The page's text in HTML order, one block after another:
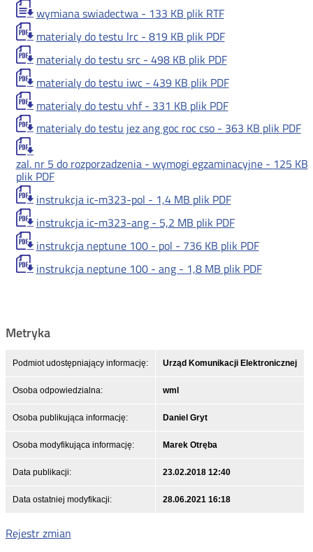
wymiana swiadectwa - 133 KB plik RTF
materialy do testu lrc - 819 KB plik PDF
materialy do testu src - 498 KB plik PDF
materialy do testu iwc - 439 KB plik PDF
materialy do testu vhf - 331 KB plik PDF
materialy do testu jez ang goc roc cso - 363 KB plik PDF
zal. nr 5 do rozporzadzenia - wymogi egzaminacyjne - 125 KB
plik PDF
instrukcja ic-m323-pol - 1,4 MB plik PDF
instrukcja ic-m323-ang - 5,2 MB plik PDF
instrukcja neptune 100 - pol - 736 KB plik PDF
instrukcja neptune 100 - ang - 1,8 MB plik PDF
Metryka
Podmiot udostępniający informację: Urząd Komunikacji Elektronicznej
Osoba odpowiedzialna: wml
Osoba publikująca informację: Daniel Gryt
Osoba modyfikująca informację: Marek Otręba
Data publikacji: 23.02.2018 12:40
Data ostatniej modyfikacji: 28.06.2021 16:18
Rejestr zmian